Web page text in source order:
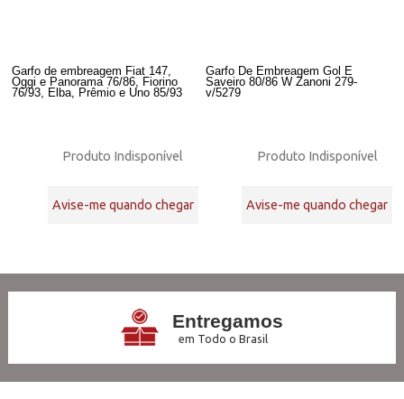
Garfo de embreagem Fiat 147,
Oggi e Panorama 76/86, Fiorino
76/93, Elba, Prêmio e Uno 85/93
Produto Indisponível
Avise-me quando chegar
Garfo De Embreagem Gol E
Saveiro 80/86 W Zanoni 279-
v/5279
Produto Indisponível
Avise-me quando chegar
Entregamos
em Todo o Brasil